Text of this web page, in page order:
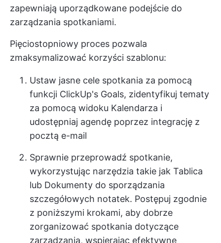
zapewniają uporządkowane podejście do
zarządzania spotkaniami.
Pięciostopniowy proces pozwala
zmaksymalizować korzyści szablonu:
Ustaw jasne cele spotkania za pomocą
funkcji ClickUp's Goals, zidentyfikuj tematy
za pomocą widoku Kalendarza i
udostępniaj agendę poprzez integrację z
pocztą e-mail
Sprawnie przeprowadź spotkanie,
wykorzystując narzędzia takie jak Tablica
lub Dokumenty do sporządzania
szczegółowych notatek. Postępuj zgodnie
z poniższymi krokami, aby dobrze
zorganizować spotkania dotyczące
zarządzania, wspierając efektywne